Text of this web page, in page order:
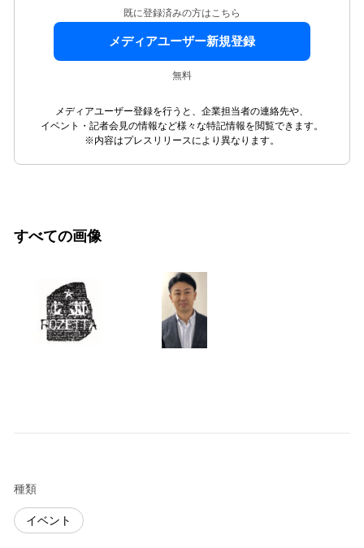
既に登録済みの方はこちら
メディアユーザー新規登録
無料
メディアユーザー登録を行うと、企業担当者の連絡先や、
イベント・記者会見の情報など様々な特記情報を閲覧できます。
※内容はプレスリリースにより異なります。
すべての画像
種類
イベント